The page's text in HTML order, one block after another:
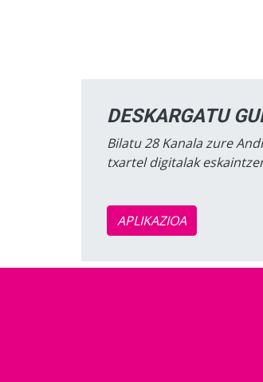
DESKARGATU
Bilatu 28 Kanala zure
txartel digitalak
APLIKAZIOA